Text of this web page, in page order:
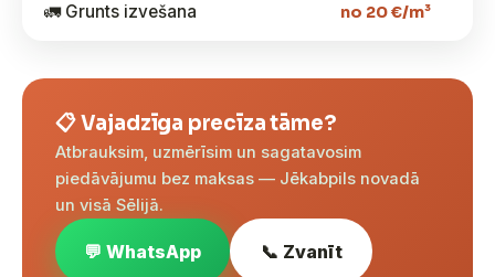
🚛 Grunts izvešana no 20 €/m³
📋 Vajadzīga precīza tāme?
Atbrauksim, uzmērīsim un sagatavosim
piedāvājumu bez maksas — Jēkabpils novadā
un visā Sēlijā.
💬 WhatsApp 📞 Zvanīt